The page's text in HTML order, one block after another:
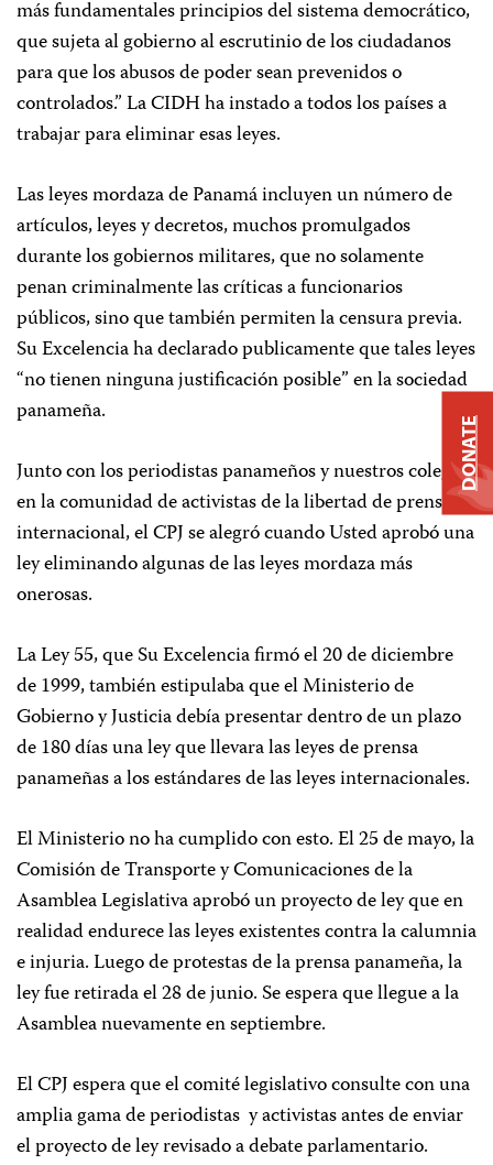
más fundamentales principios del sistema democrático,
que sujeta al gobierno al escrutinio de los ciudadanos
para que los abusos de poder sean prevenidos o
controlados.” La CIDH ha instado a todos los países a
trabajar para eliminar esas leyes.
Las leyes mordaza de Panamá incluyen un número de
artículos, leyes y decretos, muchos promulgados
durante los gobiernos militares, que no solamente
penan criminalmente las críticas a funcionarios
públicos, sino que también permiten la censura previa.
Su Excelencia ha declarado publicamente que tales leyes
“no tienen ninguna justificación posible” en la sociedad
panameña.
Junto con los periodistas panameños y nuestros colegas
en la comunidad de activistas de la libertad de prensa
internacional, el CPJ se alegró cuando Usted aprobó una
ley eliminando algunas de las leyes mordaza más
onerosas.
La Ley 55, que Su Excelencia firmó el 20 de diciembre
de 1999, también estipulaba que el Ministerio de
Gobierno y Justicia debía presentar dentro de un plazo
de 180 días una ley que llevara las leyes de prensa
panameñas a los estándares de las leyes internacionales.
El Ministerio no ha cumplido con esto. El 25 de mayo, la
Comisión de Transporte y Comunicaciones de la
Asamblea Legislativa aprobó un proyecto de ley que en
realidad endurece las leyes existentes contra la calumnia
e injuria. Luego de protestas de la prensa panameña, la
ley fue retirada el 28 de junio. Se espera que llegue a la
Asamblea nuevamente en septiembre.
El CPJ espera que el comité legislativo consulte con una
amplia gama de periodistas y activistas antes de enviar
el proyecto de ley revisado a debate parlamentario.
DONATE